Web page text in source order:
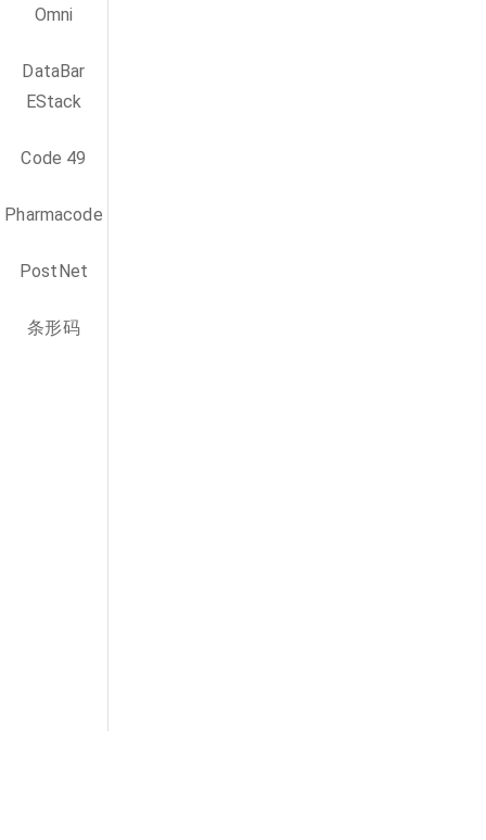
Omni
DataBar
EStack
Code 49
Pharmacode
PostNet
条形码